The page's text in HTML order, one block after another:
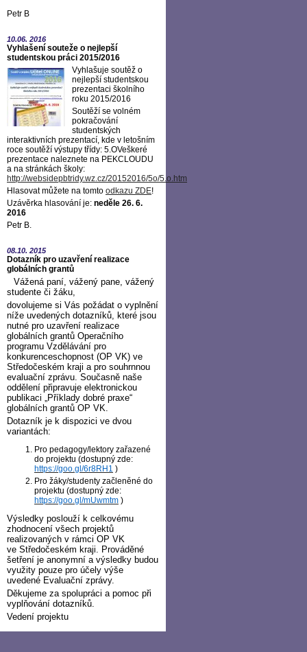
Petr B
10.06. 2016
Vyhlašení souteže o nejlepší
studentskou práci 2015/2016
Vyhlašuje soutěž o
nejlepší studentskou
prezentaci školního
roku 2015/2016
Soutěží se volném
pokračování
studentských
interaktivních prezentací, kde v letošním
roce soutěží výstupy třídy: 5.OVeškeré
prezentace naleznete na PEKCLOUDU
a na stránkách školy:
http://websidepbtridy.wz.cz/20152016/5o/5.o.htm
Hlasovat můžete na tomto odkazu ZDE!
Uzávěrka hlasování je: neděle 26. 6.
2016
Petr B.
08.10. 2015
Dotazník pro uzavření realizace
globálních grantů
Vážená paní, vážený pane, vážený
studente či žáku,
dovolujeme si Vás požádat o vyplnění
níže uvedených dotazníků, které jsou
nutné pro uzavření realizace
globálních grantů Operačního
programu Vzdělávání pro
konkurenceschopnost (OP VK) ve
Středočeském kraji a pro souhrnnou
evaluační zprávu. Současně naše
oddělení připravuje elektronickou
publikaci „Příklady dobré praxe“
globálních grantů OP VK.
Dotazník je k dispozici ve dvou
variantách:
Pro pedagogy/lektory zařazené
do projektu (dostupný zde:
https://goo.gl/6r8RH1 )
Pro žáky/studenty začleněné do
projektu (dostupný zde:
https://goo.gl/mUwmtm )
Výsledky poslouží k celkovému
zhodnocení všech projektů
realizovaných v rámci OP VK
ve Středočeském kraji. Prováděné
šetření je anonymní a výsledky budou
využity pouze pro účely výše
uvedené Evaluační zprávy.
Děkujeme za spolupráci a pomoc při
vyplňování dotazníků.
Vedení projektu